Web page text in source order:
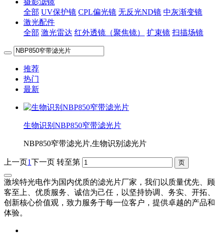
全部 UV保护镜 CPL偏光镜 无反光ND镜 中灰渐变镜
激光配件
全部 激光雷达 红外透镜（聚焦镜） 扩束镜 扫描场镜
推荐
热门
最新
生物识别NBP850窄带滤光片
NBP850窄带滤光片,生物识别滤光片
上一页1下一页 转至第
激埃特光电作为国内优质的滤光片厂家，我们以质量优先、顾
客至上、优质服务、诚信为己任，以坚持协调、务实、开拓、
创新核心价值观，致力服务于每一位客户，提供卓越的产品和
体验。